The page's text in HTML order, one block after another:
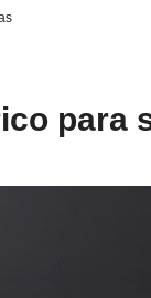
para